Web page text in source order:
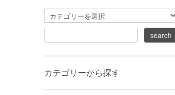
カテゴリーから探す